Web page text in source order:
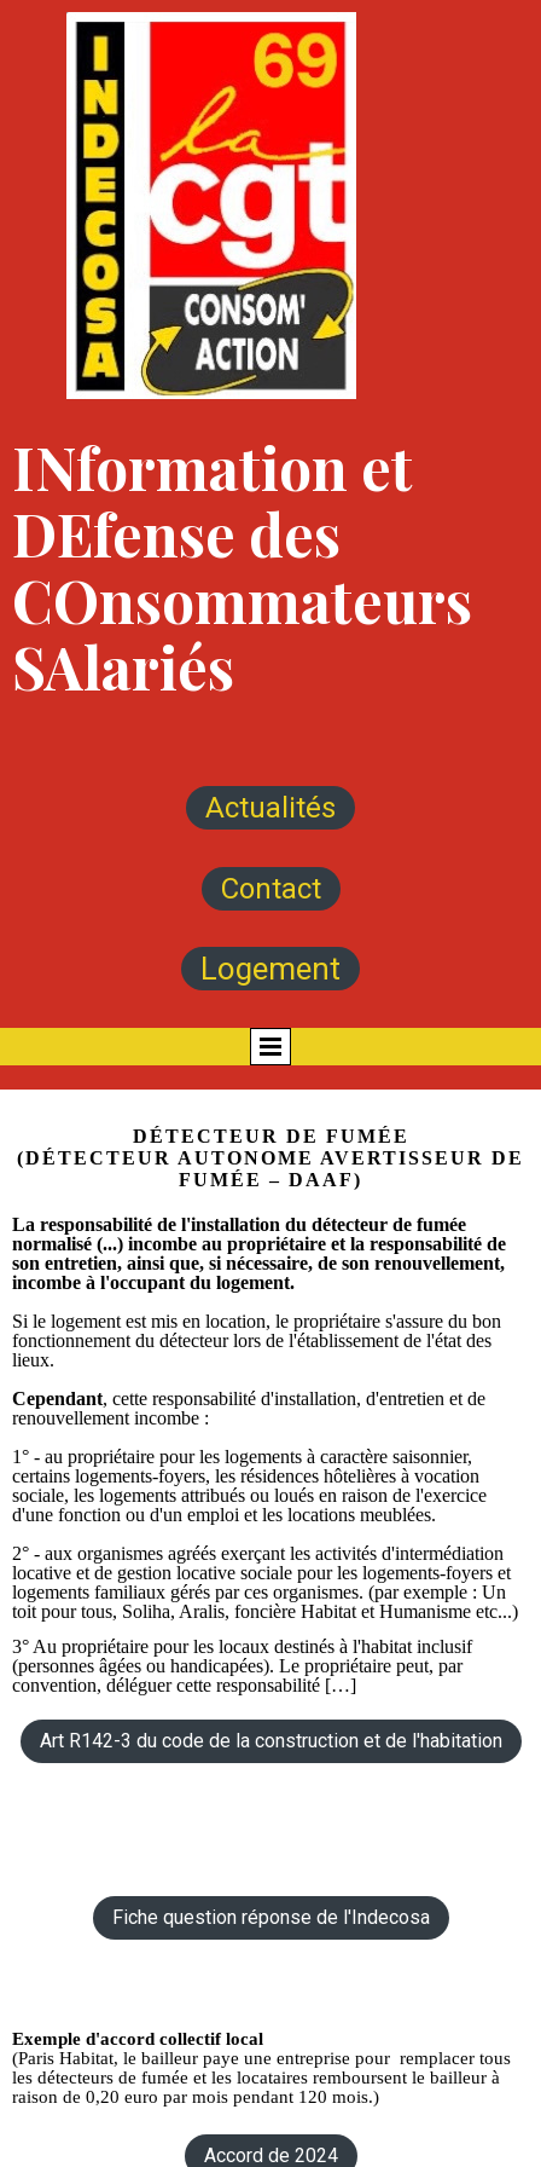
INformation et
DEfense des
COnsommateurs
SAlariés
Actualités
Contact
Logement
DÉTECTEUR DE FUMÉE
(DÉTECTEUR AUTONOME AVERTISSEUR DE
FUMÉE – DAAF)
La responsabilité de l'installation du détecteur de fumée
normalisé (...) incombe au propriétaire et la responsabilité de
son entretien, ainsi que, si nécessaire, de son renouvellement,
incombe à l'occupant du logement.
Si le logement est mis en location, le propriétaire s'assure du bon
fonctionnement du détecteur lors de l'établissement de l'état des
lieux.
Cependant, cette responsabilité d'installation, d'entretien et de
renouvellement incombe :
1° - au propriétaire pour les logements à caractère saisonnier,
certains logements-foyers, les résidences hôtelières à vocation
sociale, les logements attribués ou loués en raison de l'exercice
d'une fonction ou d'un emploi et les locations meublées.
2° - aux organismes agréés exerçant les activités d'intermédiation
locative et de gestion locative sociale pour les logements-foyers et
logements familiaux gérés par ces organismes. (par exemple : Un
toit pour tous, Soliha, Aralis, foncière Habitat et Humanisme etc...)
3° Au propriétaire pour les locaux destinés à l'habitat inclusif
(personnes âgées ou handicapées). Le propriétaire peut, par
convention, déléguer cette responsabilité […]
Art R142-3 du code de la construction et de l'habitation
Fiche question réponse de l'Indecosa
Exemple d'accord collectif local
(Paris Habitat, le bailleur paye une entreprise pour remplacer tous
les détecteurs de fumée et les locataires remboursent le bailleur à
raison de 0,20 euro par mois pendant 120 mois.)
Accord de 2024